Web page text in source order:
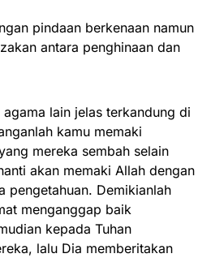
pindaan berkenaan namun
antara penghinaan dan
lain jelas terkandung di
kamu memaki
mereka sembah selain
akan memaki Allah dengan
pengetahuan. Demikianlah
menganggap baik
kepada Tuhan
lalu Dia memberitakan